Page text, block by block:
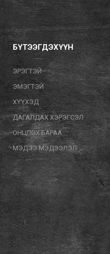
БҮТЭЭГДЭХҮҮН
ЭРЭГТЭЙ
ЭМЭГТЭЙ
ХҮҮХЭД
ДАГАЛДАХ ХЭРЭГСЭЛ
ОНЦЛОХ БАРАА
МЭДЭЭ МЭДЭЭЛЭЛ